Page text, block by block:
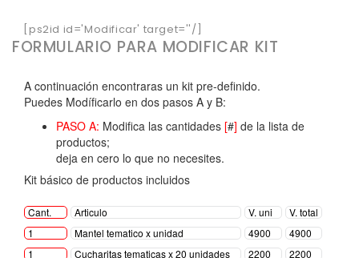
[ps2id id='Modificar' target=''/]
FORMULARIO PARA MODIFICAR KIT